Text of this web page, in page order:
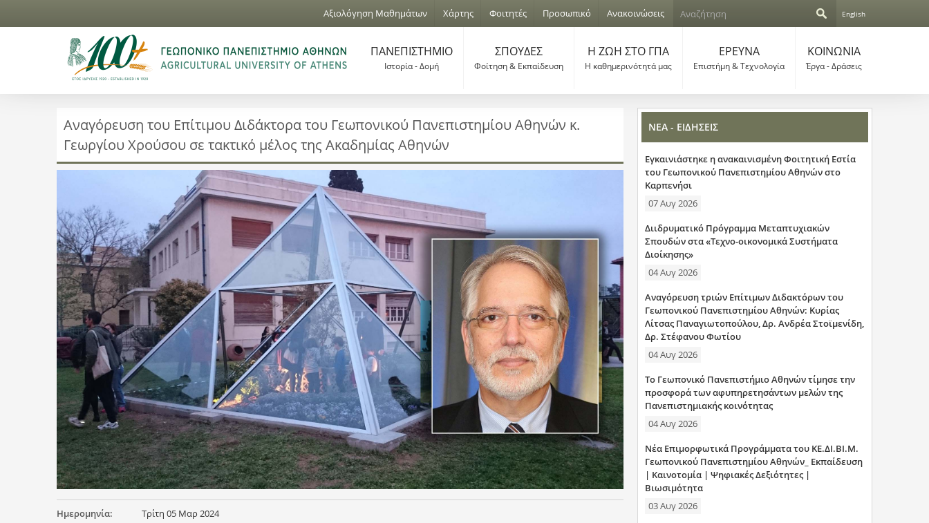
Jump to navigation
Αξιολόγηση Μαθημάτων Χάρτης Φοιτητές Προσωπικό Ανακοινώσεις
Φ
μ
α
α
ν
ζ
ή
τ
η
σ
η
ς
ζ
ή
τ
σ
η
English
ΠΑΝΕΠΙΣΤΗΜΙΟ
Ιστορία - Δομή
ΣΠΟΥΔΕΣ
Φοίτηση & Εκπαίδευση
Η ΖΩΗ ΣΤΟ ΓΠΑ
Η καθημερινότητά μας
ΕΡΕΥΝΑ
Επιστήμη & Τεχνολογία
ΚΟΙΝΩΝΙΑ
Έργα - Δράσεις
Αναγόρευση του Επίτιμου Διδάκτορα του Γεωπονικού Πανεπιστημίου Αθηνών κ.
Γεωργίου Χρούσου σε τακτικό μέλος της Ακαδημίας Αθηνών
Ημερομηνία: Τρίτη 05 Μαρ 2024
ΝΕΑ - ΕΙΔΗΣΕΙΣ
Εγκαινιάστηκε η ανακαινισμένη Φοιτητική Εστία
του Γεωπονικού Πανεπιστημίου Αθηνών στο
Καρπενήσι
07 Αυγ 2026
Διιδρυματικό Πρόγραμμα Μεταπτυχιακών
Σπουδών στα «Τεχνο-οικονομικά Συστήματα
Διοίκησης»
04 Αυγ 2026
Αναγόρευση τριών Επίτιμων Διδακτόρων του
Γεωπονικού Πανεπιστημίου Αθηνών: Κυρίας
Λίτσας Παναγιωτοπούλου, Δρ. Ανδρέα Στοϊμενίδη,
Δρ. Στέφανου Φωτίου
04 Αυγ 2026
Το Γεωπονικό Πανεπιστήμιο Αθηνών τίμησε την
προσφορά των αφυπηρετησάντων μελών της
Πανεπιστημιακής κοινότητας
04 Αυγ 2026
Νέα Επιμορφωτικά Προγράμματα του ΚΕ.ΔΙ.ΒΙ.Μ.
Γεωπονικού Πανεπιστημίου Αθηνών_ Εκπαίδευση
| Καινοτομία | Ψηφιακές Δεξιότητες |
Βιωσιμότητα
03 Αυγ 2026